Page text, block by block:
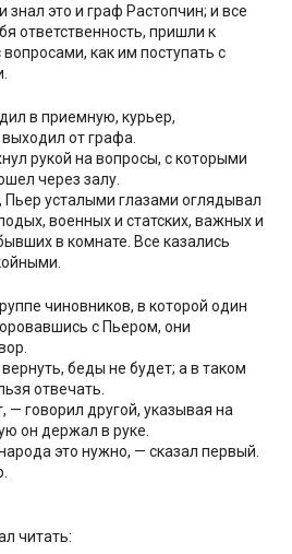
знал это и граф Растопчин; и все
ответственность, пришли к
как им поступать с
в приемную, курьер,
от графа.
рукой на вопросы, с которыми
через залу.
усталыми глазами оглядывал
военных и статских, важных и
в комнате. Все казались
чиновников, в которой один
с Пьером, они
беды не будет; а в таком
отвечать.
говорил другой, указывая на
он держал в руке.
это нужно, — сказал первый.
читать: